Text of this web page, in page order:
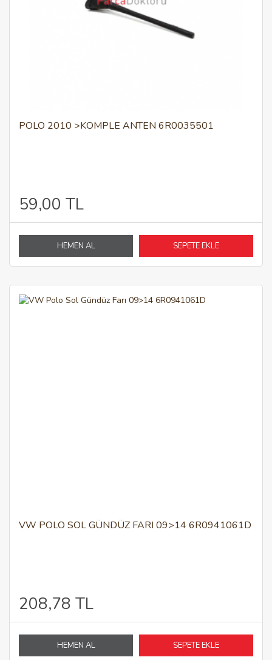
POLO 2010 >KOMPLE ANTEN 6R0035501
59,00 TL
HEMEN AL SEPETE EKLE
VW POLO SOL GÜNDÜZ FARI 09>14 6R0941061D
208,78 TL
HEMEN AL SEPETE EKLE